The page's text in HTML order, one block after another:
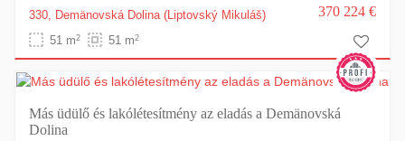
330, Demänovská Dolina (Liptovský Mikuláš)
51 m2 51 m2
370 224 €
Más üdülő és lakólétesítmény az eladás a Demänovská
Dolina